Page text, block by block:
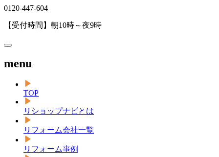
0120-447-604
【受付時間】朝10時～夜9時
menu
TOP
リショップナビとは
リフォーム会社一覧
リフォーム事例